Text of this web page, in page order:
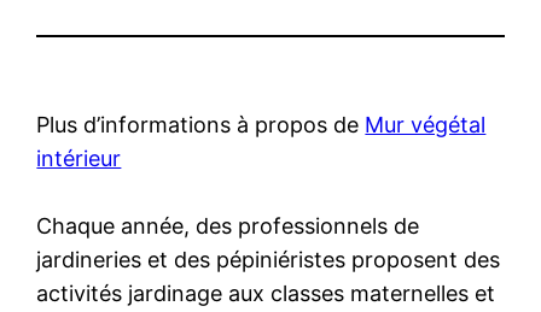
Plus d’informations à propos de Mur végétal
intérieur
Chaque année, des professionnels de
jardineries et des pépiniéristes proposent des
activités jardinage aux classes maternelles et